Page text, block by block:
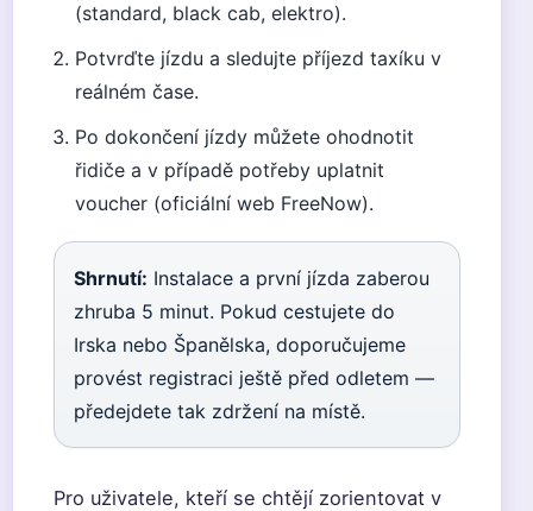
(standard, black cab, elektro).
Potvrďte jízdu a sledujte příjezd taxíku v
reálném čase.
Po dokončení jízdy můžete ohodnotit
řidiče a v případě potřeby uplatnit
voucher (oficiální web FreeNow).
Shrnutí: Instalace a první jízda zaberou
zhruba 5 minut. Pokud cestujete do
Irska nebo Španělska, doporučujeme
provést registraci ještě před odletem —
předejdete tak zdržení na místě.
Pro uživatele, kteří se chtějí zorientovat v